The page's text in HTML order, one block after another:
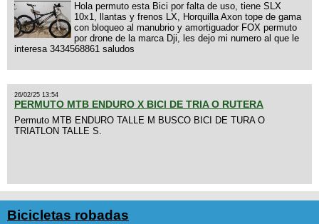
Hola permuto esta Bici por falta de uso, tiene SLX
10x1, llantas y frenos LX, Horquilla Axon tope de gama
con bloqueo al manubrio y amortiguador FOX permuto
por drone de la marca Dji, les dejo mi numero al que le
interesa 3434568861 saludos
26/02/25 13:54
PERMUTO MTB ENDURO X BICI DE TRIA O RUTERA
Permuto MTB ENDURO TALLE M BUSCO BICI DE TURA O
TRIATLON TALLE S.
Bicicletas robadas